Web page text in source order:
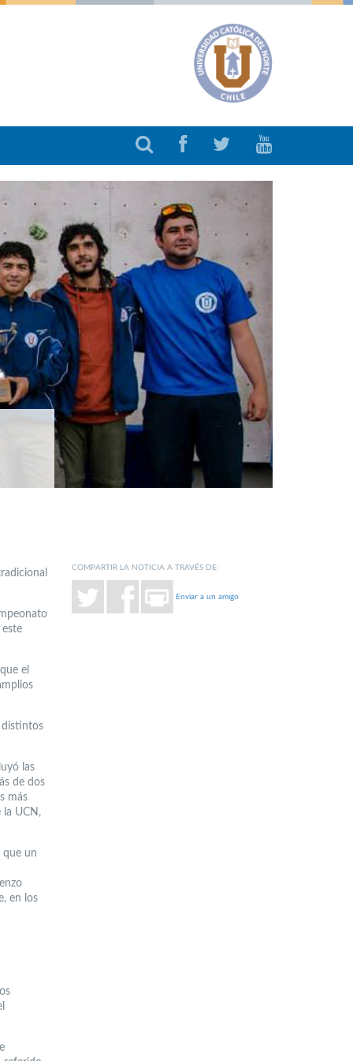
el
distintos
las
de dos
más
la UCN,
que un
en los
COMPARTIR LA NOTICIA A TRAVÉS DE:
Enviar a un amigo